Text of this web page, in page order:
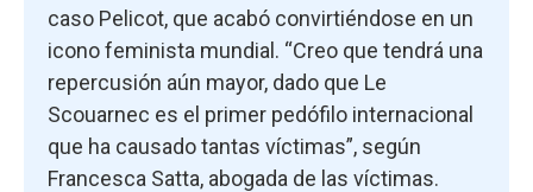
caso Pelicot, que acabó convirtiéndose en un
icono feminista mundial. “Creo que tendrá una
repercusión aún mayor, dado que Le
Scouarnec es el primer pedófilo internacional
que ha causado tantas víctimas”, según
Francesca Satta, abogada de las víctimas.